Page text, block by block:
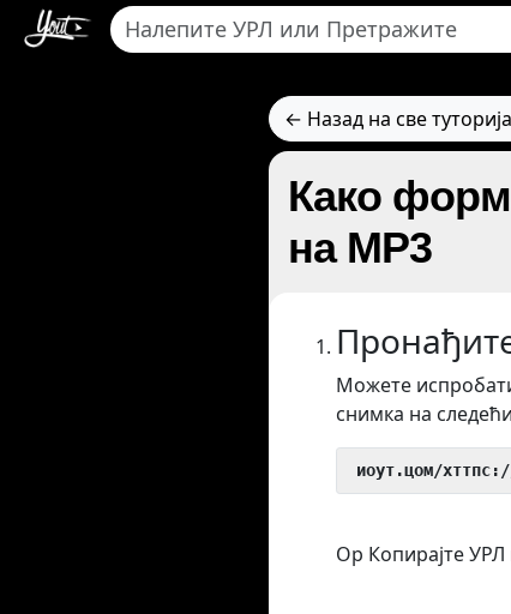
← Назад на све
Како
на MP3
Можете
снимка на
иоут.цом/
Ор Копирајте УРЛ